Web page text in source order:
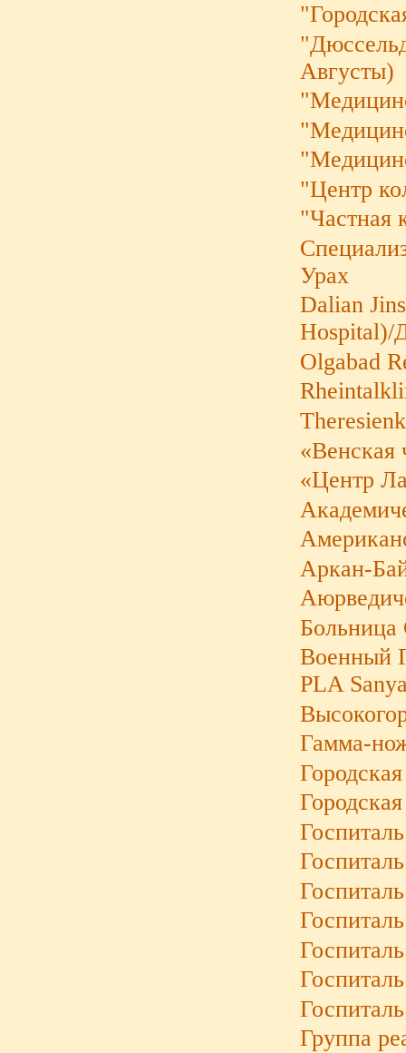
Августы)
"Центр
"Частная
Урах
Dalian
Hospital)/
Olgabad
«Венская
«Центр
Аркан-
Больница
Военный
PLA
Гамма-
Группа